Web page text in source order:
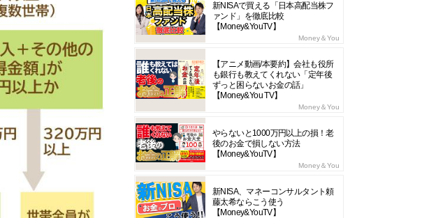
新NISAで買える「日本高配当株フ
ァンド」を徹底比較
【Money&YouTV】
Money＆You
【アニメ動画/本要約】会社も役所
も銀行も教えてくれない「定年後
ずっと困らないお金の話」
【Money&You TV】
Money＆You
やらないと1000万円以上の損！老
後のお金で損しない方法
【Money&YouTV】
Money＆You
新NISA、マネーコンサルタント頼
藤太希ならこう使う
【Money&YouTV】